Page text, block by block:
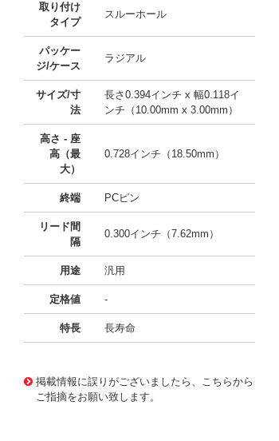
取り付け
タイプ
スルーホール
パッケー
ジ/ケース
ラジアル
サイズ/寸
法
長さ0.394インチ x 幅0.118イ
ンチ（10.00mm x 3.00mm）
高さ - 座
高（最
大）
0.728インチ（18.50mm）
終端 PCピン
リード間
隔
0.300インチ（7.62mm）
用途 汎用
定格値 -
特長 長寿命
掲載情報に誤りがございましたら、こちらから
ご指摘をお願い致します。